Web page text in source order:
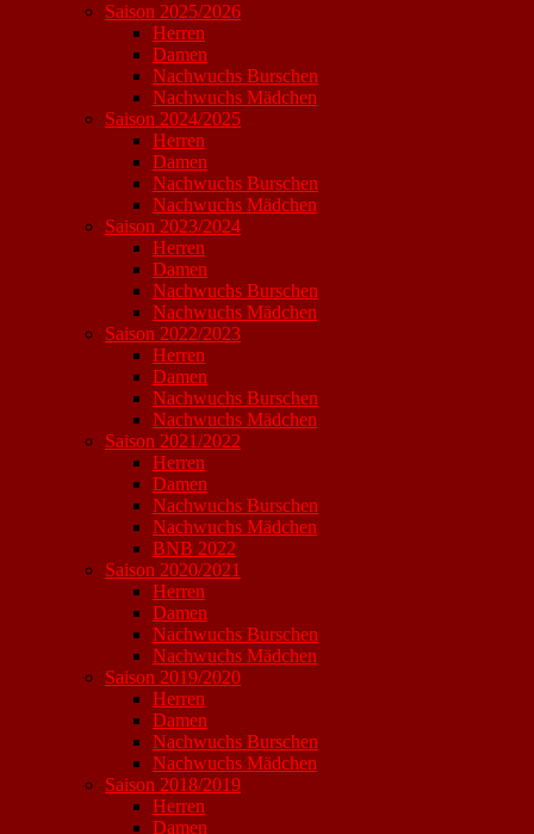
Saison 2025/2026
Herren
Damen
Nachwuchs Burschen
Nachwuchs Mädchen
Saison 2024/2025
Herren
Damen
Nachwuchs Burschen
Nachwuchs Mädchen
Saison 2023/2024
Herren
Damen
Nachwuchs Burschen
Nachwuchs Mädchen
Saison 2022/2023
Herren
Damen
Nachwuchs Burschen
Nachwuchs Mädchen
Saison 2021/2022
Herren
Damen
Nachwuchs Burschen
Nachwuchs Mädchen
BNB 2022
Saison 2020/2021
Herren
Damen
Nachwuchs Burschen
Nachwuchs Mädchen
Saison 2019/2020
Herren
Damen
Nachwuchs Burschen
Nachwuchs Mädchen
Saison 2018/2019
Herren
Damen